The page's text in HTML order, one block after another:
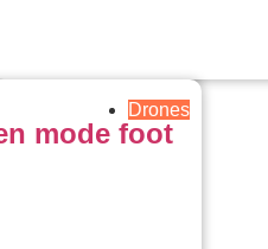
Drones
mode foot